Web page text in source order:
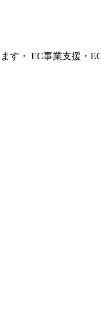
す・ EC事業支援・